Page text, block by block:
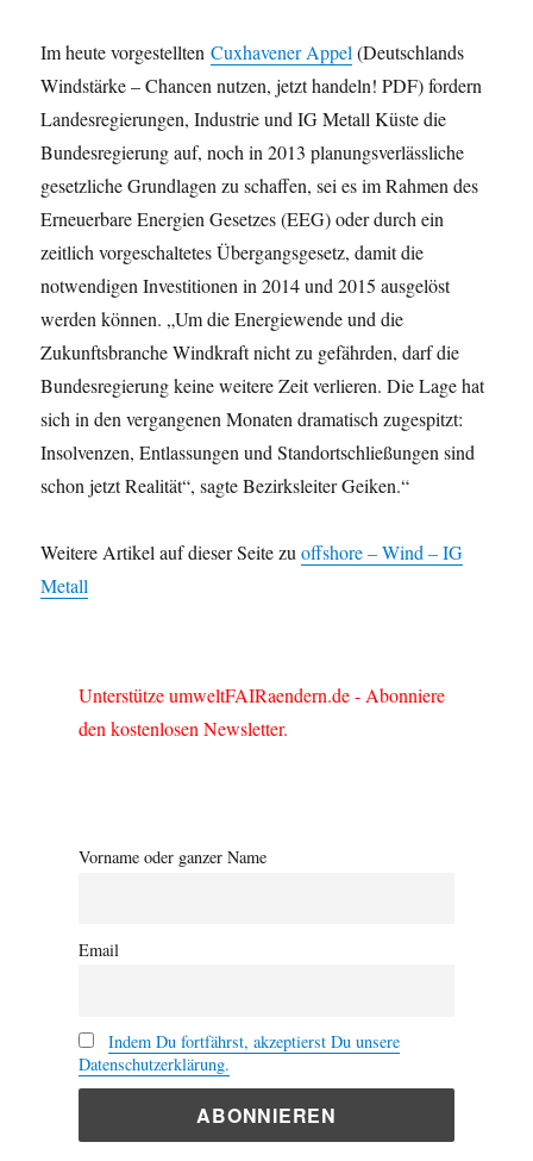
Im heute vorgestelltenCuxhavener Appel(Deutschlands
Windstärke – Chancen nutzen, jetzt handeln! PDF) fordern
Landesregierungen, Industrie und IG Metall Küste die
Bundesregierung auf, noch in 2013 planungsverlässliche
gesetzliche Grundlagen zu schaffen, sei es im Rahmen des
Erneuerbare Energien Gesetzes (EEG) oder durch ein
zeitlich vorgeschaltetes Übergangsgesetz, damit die
notwendigen Investitionen in 2014 und 2015 ausgelöst
werden können. „Um die Energiewende und die
Zukunftsbranche Windkraft nicht zu gefährden, darf die
Bundesregierung keine weitere Zeit verlieren. Die Lage hat
sich in den vergangenen Monaten dramatisch zugespitzt:
Insolvenzen, Entlassungen und Standortschließungen sind
schon jetzt Realität“, sagte Bezirksleiter Geiken.“
Weitere Artikel auf dieser Seite zuoffshore – Wind – IG
Metall
Unterstütze umweltFAIRaendern.de - Abonniere
den kostenlosen Newsletter.
Vorname oder ganzer Name
Email
Indem Du fortfährst, akzeptierst Du unsere
Datenschutzerklärung.